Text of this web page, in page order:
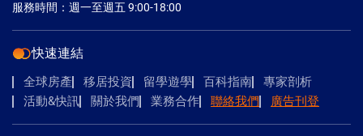
服務時間：週一至週五 9:00-18:00
快速連結
全球房產 移居投資 留學遊學 百科指南
專家剖析
活動&快訊
關於我們 業務合作 聯絡我們 廣告刊登